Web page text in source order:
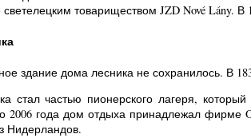
светелецким товариществом JZD Nové Lány.
здание дома лесника не сохранилось. В
стал частью пионерского лагеря,
2006 года дом отдыха принадлежал фирме
Нидерландов.